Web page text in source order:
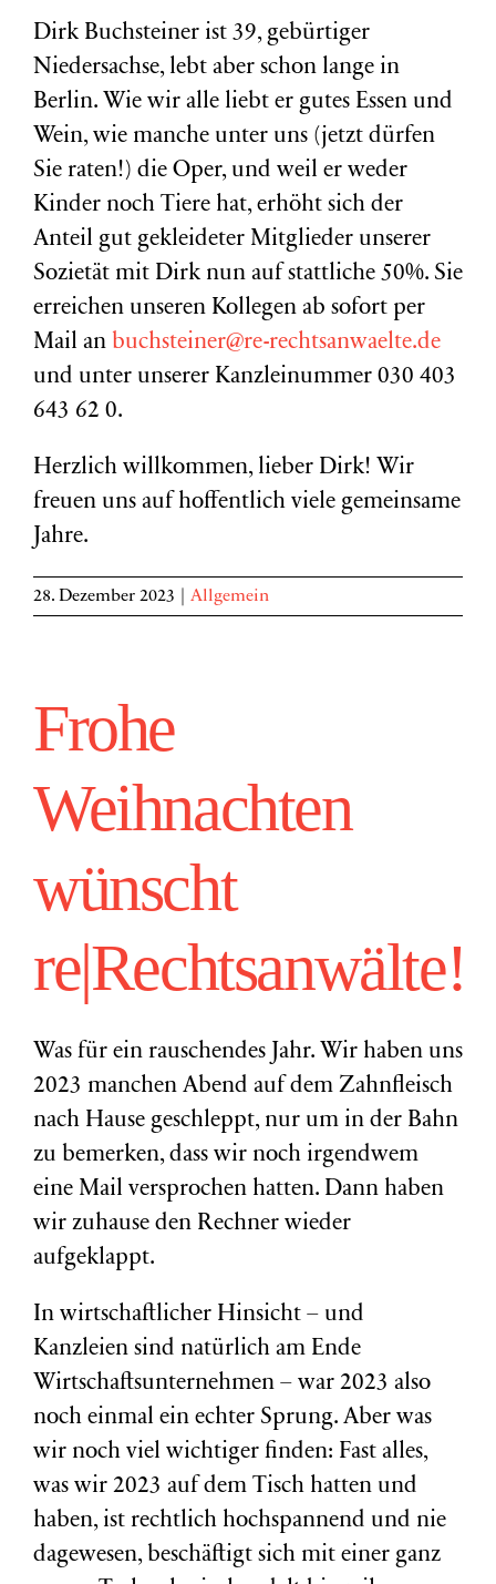
Dirk Buchsteiner ist 39, gebürtiger
Niedersachse, lebt aber schon lange in
Berlin. Wie wir alle liebt er gutes Essen und
Wein, wie manche unter uns (jetzt dürfen
Sie raten!) die Oper, und weil er weder
Kinder noch Tiere hat, erhöht sich der
Anteil gut gekleideter Mitglieder unserer
Sozietät mit Dirk nun auf stattliche 50%. Sie
erreichen unseren Kollegen ab sofort per
Mail an buchsteiner@re-rechtsanwaelte.de
und unter unserer Kanzleinummer 030 403
643 62 0.
Herzlich willkommen, lieber Dirk! Wir
freuen uns auf hoffentlich viele gemeinsame
Jahre.
28. Dezember 2023 Allgemein
Frohe
Weihnachten
wünscht
re|Rechtsanwälte!
Was für ein rauschendes Jahr. Wir haben uns
2023 manchen Abend auf dem Zahnfleisch
nach Hause geschleppt, nur um in der Bahn
zu bemerken, dass wir noch irgendwem
eine Mail versprochen hatten. Dann haben
wir zuhause den Rechner wieder
aufgeklappt.
In wirtschaftlicher Hinsicht – und
Kanzleien sind natürlich am Ende
Wirtschaftsunternehmen – war 2023 also
noch einmal ein echter Sprung. Aber was
wir noch viel wichtiger finden: Fast alles,
was wir 2023 auf dem Tisch hatten und
haben, ist rechtlich hochspannend und nie
dagewesen, beschäftigt sich mit einer ganz